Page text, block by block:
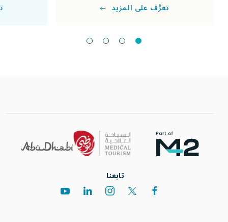
تعرَّف على المزيد
تابعنا